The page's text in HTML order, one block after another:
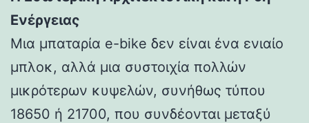
Ενέργειας
Μια μπαταρία e-bike δεν είναι ένα ενιαίο
μπλοκ, αλλά μια συστοιχία πολλών
μικρότερων κυψελών, συνήθως τύπου
18650 ή 21700, που συνδέονται μεταξύ